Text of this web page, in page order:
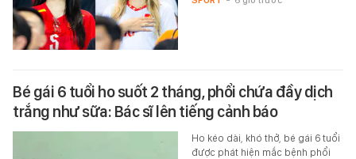
Bé gái 6 tuổi ho suốt 2 tháng, phổi chứa đầy dịch
trắng như sữa: Bác sĩ lên tiếng cảnh báo
Ho kéo dài, khó thở, bé gái 6 tuổi
được phát hiện mắc bệnh phổi